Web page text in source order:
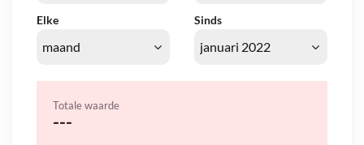
Elke Sinds
Totale waarde
---